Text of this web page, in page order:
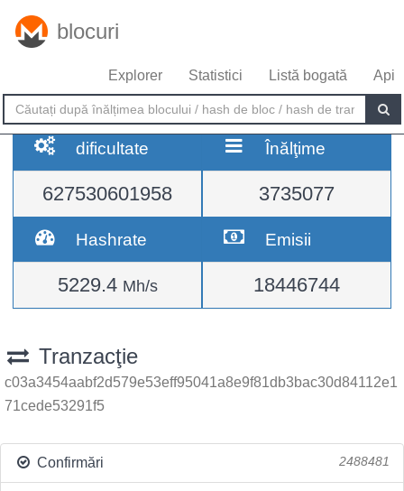
blocuri
Explorer Statistici Listă bogată Api
dificultate
627530601958
Înălţime
3735077
Hashrate
5229.4 Mh/s
Emisii
18446744
Tranzacţie
c03a3454aabf2d579e53eff95041a8e9f81db3bac30d84112e1
71cede53291f5
Confirmări 2488481